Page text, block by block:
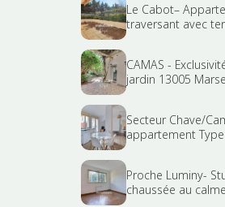
Le Cabot–
traversant avec
CAMAS -
jardin 13005
Secteur Chave/
appartement
Proche Luminy-
chaussée au